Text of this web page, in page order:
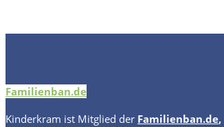
Familienban.de
Kinderkram ist Mitglied der Familienban.de,